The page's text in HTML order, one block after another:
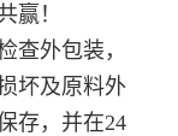
赢！
查外包装，
坏及原料外
存，并在24